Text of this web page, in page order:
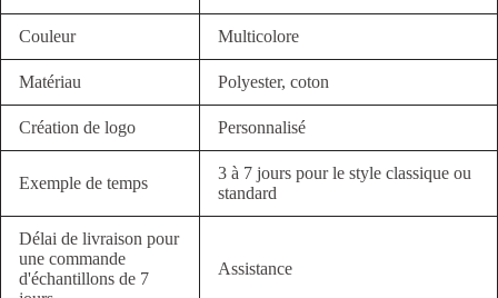
Couleur Multicolore
Matériau Polyester, coton
Création de logo Personnalisé
Exemple de temps
3 à 7 jours pour le style classique ou
standard
Délai de livraison pour
une commande
d'échantillons de 7
Assistance